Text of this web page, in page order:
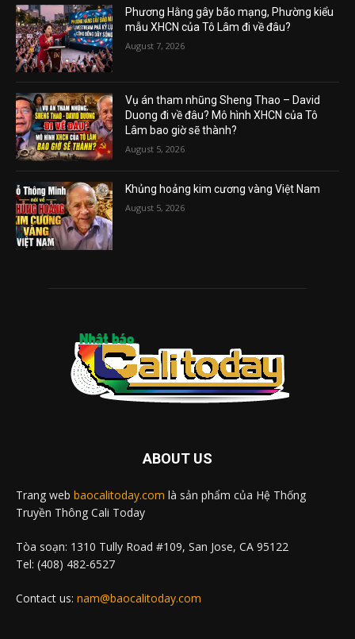
Phương Hằng gây bão mạng, Phường kiểu
mẫu XHCN của Tô Lâm đi về đâu?
August 7, 2026
Vụ án tham nhũng Sheng Thao – David
Duong đi về đâu? Mô hình XHCN của Tô
Lâm bao giờ sẽ thành?
August 5, 2026
Khủng hoảng kim cương vàng Việt Nam
August 5, 2026
ABOUT US
Trang web baocalitoday.com là sản phẩm của Hệ Thống
Truyền Thông Cali Today
Tòa soạn: 1310 Tully Road #109, San Jose, CA 95122
Tel: (408) 482-6527
Contact us: nam@baocalitoday.com